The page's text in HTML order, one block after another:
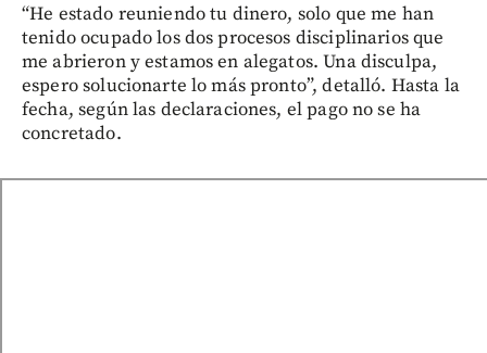
“He estado reuniendo tu dinero, solo que me han
tenido ocupado los dos procesos disciplinarios que
me abrieron y estamos en alegatos. Una disculpa,
espero solucionarte lo más pronto”, detalló. Hasta la
fecha, según las declaraciones, el pago no se ha
concretado.